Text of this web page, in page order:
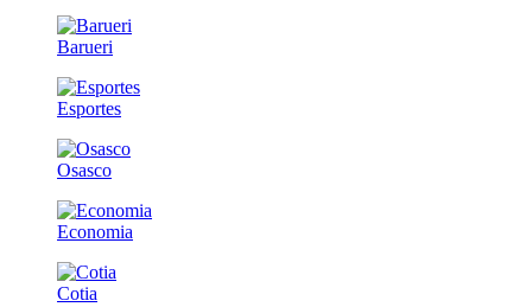
Barueri
Esportes
Osasco
Economia
Cotia